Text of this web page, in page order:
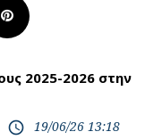
Pinterest
2025-2026 στην
access_time 19/06/26 13:18